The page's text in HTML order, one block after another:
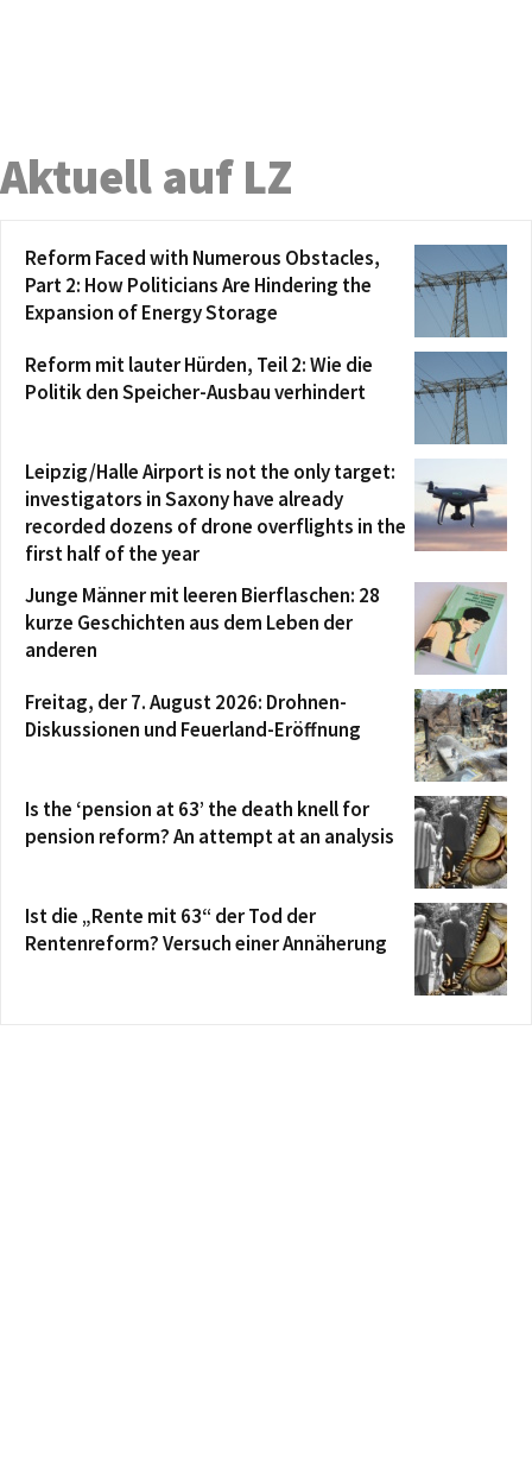
Aktuell auf LZ
Reform Faced with Numerous Obstacles,
Part 2: How Politicians Are Hindering the
Expansion of Energy Storage
Reform mit lauter Hürden, Teil 2: Wie die
Politik den Speicher-Ausbau verhindert
Leipzig/Halle Airport is not the only target:
investigators in Saxony have already
recorded dozens of drone overflights in the
first half of the year
Junge Männer mit leeren Bierflaschen: 28
kurze Geschichten aus dem Leben der
anderen
Freitag, der 7. August 2026: Drohnen-
Diskussionen und Feuerland-Eröffnung
Is the ‘pension at 63’ the death knell for
pension reform? An attempt at an analysis
Ist die „Rente mit 63“ der Tod der
Rentenreform? Versuch einer Annäherung